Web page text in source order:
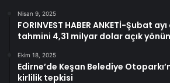
Nisan 9, 2025
FORINVEST HABER ANKETİ-Şubat
tahmini 4,31 milyar dolar açık
Ekim 18, 2025
Edirne’de Keşan Belediye
kirlilik tepkisi